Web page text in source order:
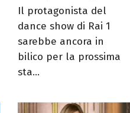
Il protagonista del
dance show di Rai 1
sarebbe ancora in
bilico per la prossima
sta...